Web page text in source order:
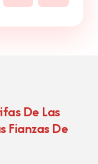
De Las
Fianzas De